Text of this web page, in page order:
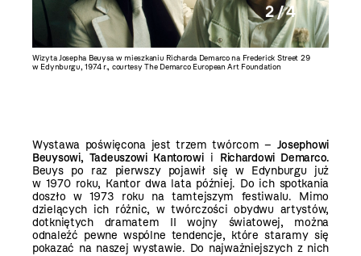
Wizyta Josepha Beuysa w mieszkaniu Richarda Demarco na Frederick Street 29
w Edynburgu, 1974 r., courtesy The Demarco European Art Foundation
2 / 4
Wystawa poświęcona jest trzem twórcom – Josephowi
Beuysowi, Tadeuszowi Kantorowii Richardowi Demarco.
Beuys po raz pierwszy pojawił się w Edynburgu już
w 1970 roku, Kantor dwa lata później. Do ich spotkania
doszło w 1973 roku na tamtejszym festiwalu. Mimo
dzielących ich różnic, w twórczości obydwu artystów,
dotkniętych dramatem II wojny światowej, można
odnaleźć pewne wspólne tendencje, które staramy się
pokazać na naszej wystawie. Do najważniejszych z nich